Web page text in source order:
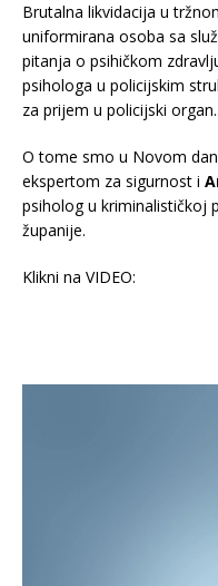
Brutalna likvidacija u
uniformirana osoba sa
pitanja o psihičkom
psihologa u policijskim
za prijem u policijski organ..
O tome smo u Novom
ekspertom za sigurnost i
psiholog u kriminalističkoj
županije.
Klikni na VIDEO: